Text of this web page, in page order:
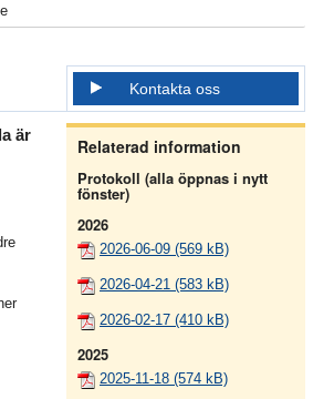
Kontakta oss
är
Relaterad information
Protokoll (alla öppnas i nytt
fönster)
2026
2026-06-09 (569 kB)
2026-04-21 (583 kB)
2026-02-17 (410 kB)
2025
2025-11-18 (574 kB)